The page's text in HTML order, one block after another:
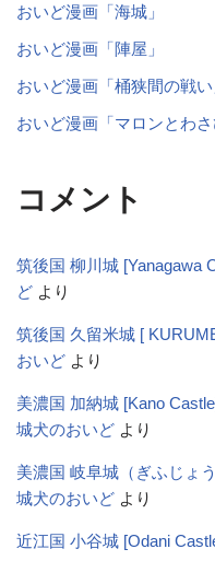
おいど漫画「海城」
おいど漫画「陣屋」
おいど漫画「桶狭間の戦い
おいど漫画「マロンとわさ
コメント
筑後国 柳川城 [Yanagawa
ど より
筑後国 久留米城 [
おいど より
美濃国 加納城 [Kano
城犬のおいど より
美濃国 岐阜城（ぎふじょ
城犬のおいど より
近江国 小谷城 [Odani